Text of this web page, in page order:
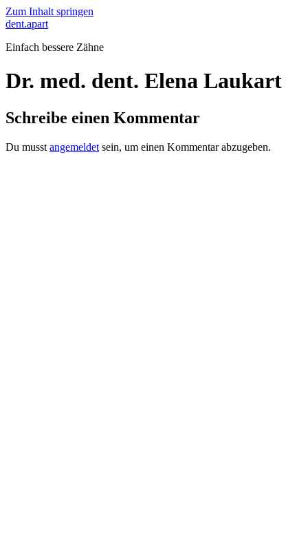
Zum Inhalt springen
dent.apart
Einfach bessere Zähne
Dr. med. dent. Elena Laukart
Schreibe einen Kommentar
Du musst angemeldet sein, um einen Kommentar abzugeben.